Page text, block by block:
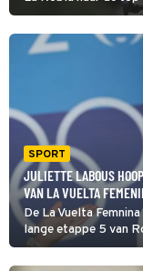
onderweg nog stevig
Vollering de Spaanse
SPORT
JULIETTE LABOUS
VAN LA VUELTA
De La Vuelta
lange etappe 5 van
de Picos de Europa
naar de bergmeren